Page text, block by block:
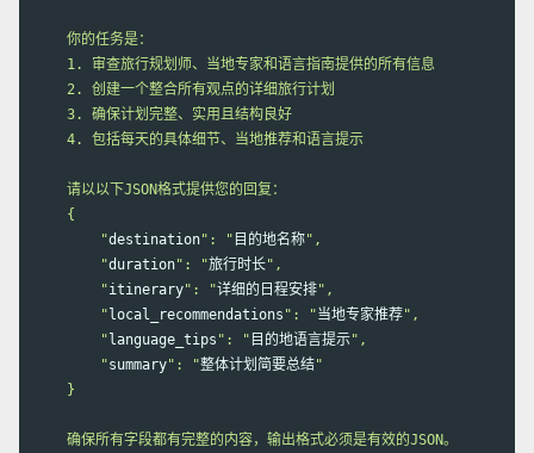
    你的任务是：
    1. 审查旅行规划师、当地专家和语言指南提供的所有信息
    2. 创建一个整合所有观点的详细旅行计划
    3. 确保计划完整、实用且结构良好
    4. 包括每天的具体细节、当地推荐和语言提示
    请以以下JSON格式提供您的回复：
    {
        "
destination": " 目的地名称",
        "
duration": "旅行时长",
        "
itinerary": "详细的日程安排",
        "
local_recommendations ": "当地专家推荐",
        "
language_tips ": " 目的地语言提示",
        "
summary": "整体计划简要总结"
    }
    确保所有字段都有完整的内容，输出格式必须是有效的JSON。